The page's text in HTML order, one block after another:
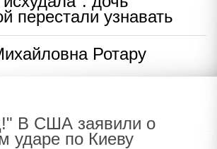
перестали узнавать
Ротару
В США заявили о
ударе по Киеву